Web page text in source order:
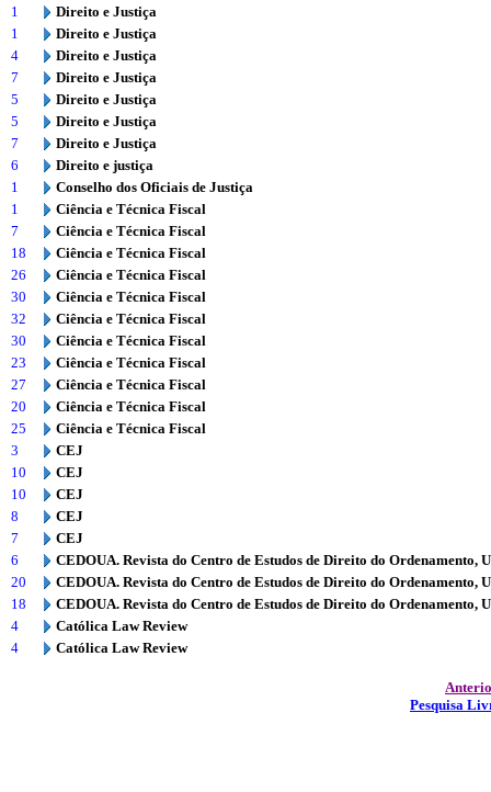
1
Direito e Justiça
1
Direito e Justiça
4
Direito e Justiça
7
Direito e Justiça
5
Direito e Justiça
5
Direito e Justiça
7
Direito e Justiça
6
Direito e justiça
1
Conselho dos Oficiais de Justiça
1
Ciência e Técnica Fiscal
7
Ciência e Técnica Fiscal
18
Ciência e Técnica Fiscal
26
Ciência e Técnica Fiscal
30
Ciência e Técnica Fiscal
32
Ciência e Técnica Fiscal
30
Ciência e Técnica Fiscal
23
Ciência e Técnica Fiscal
27
Ciência e Técnica Fiscal
20
Ciência e Técnica Fiscal
25
Ciência e Técnica Fiscal
3
CEJ
10
CEJ
10
CEJ
8
CEJ
7
CEJ
6
CEDOUA. Revista do Centro de Estudos de Direito do Ordenamento,
20
CEDOUA. Revista do Centro de Estudos de Direito do Ordenamento,
18
CEDOUA. Revista do Centro de Estudos de Direito do Ordenamento,
4
Católica Law Review
4
Católica Law Review
Pesquisa